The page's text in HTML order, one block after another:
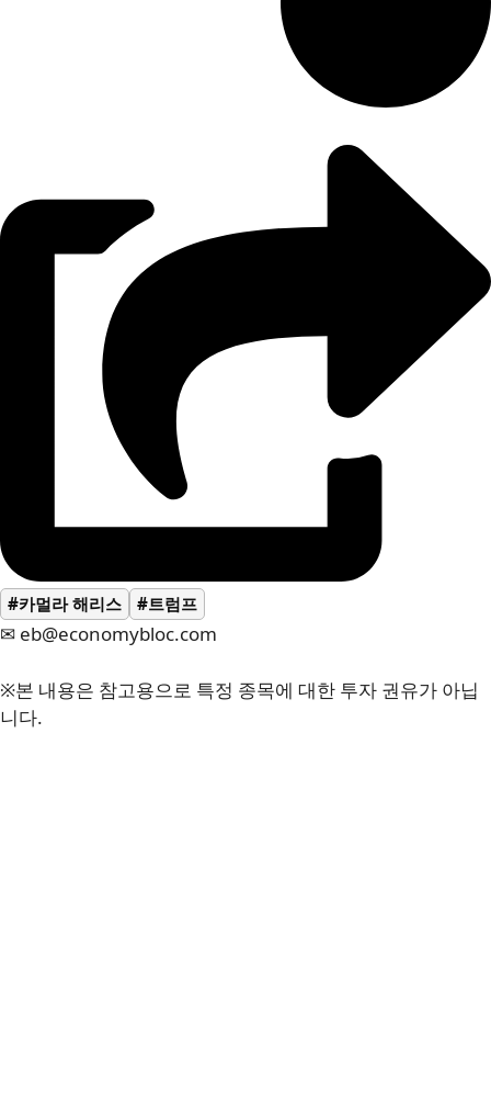
#카멀라 해리스 #트럼프
✉ eb@economybloc.com
※본 내용은 참고용으로 특정 종목에 대한 투자 권유가 아닙
니다.